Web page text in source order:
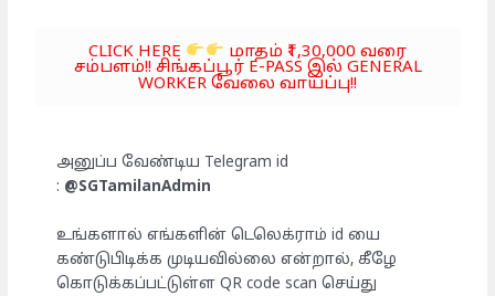
CLICK HERE மாதம் ₹1,30,000 வரை
சம்பளம்!! சிங்கப்பூர் E-PASS இல் GENERAL
WORKER வேலை வாய்ப்பு!!
அனுப்ப வேண்டிய Telegram id
: @SGTamilanAdmin
உங்களால் எங்களின் டெலெக்ராம் id யை
கண்டுபிடிக்க முடியவில்லை என்றால், கீழே
கொடுக்கப்பட்டுள்ள QR code scan செய்து